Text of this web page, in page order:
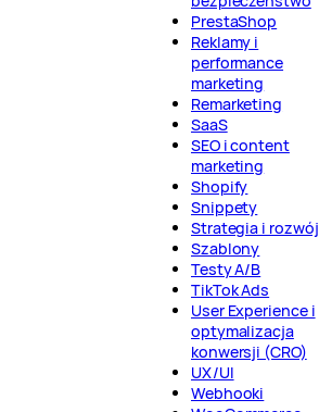
PrestaShop
Reklamy i
performance
marketing
Remarketing
SaaS
SEO i content
marketing
Shopify
Snippety
Strategia i rozwój
Szablony
Testy A/B
TikTok Ads
User Experience i
optymalizacja
konwersji (CRO)
UX/UI
Webhooki